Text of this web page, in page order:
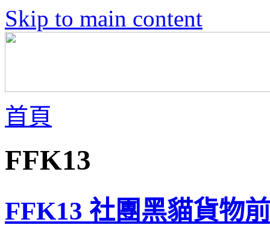
Skip to main content
首頁
FFK13
FFK13 社團黑貓貨物